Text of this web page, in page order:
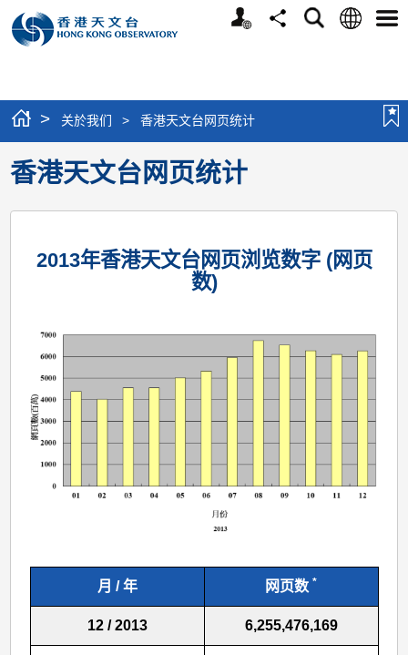
个
分
搜
语
选
> 关於我们 > 香港天文台网页统计
香港天文台网页统计
2013年香港天文台网页浏览数字 (网页
数)
月 / 年 网页数 *
12 / 2013 6,255,476,169